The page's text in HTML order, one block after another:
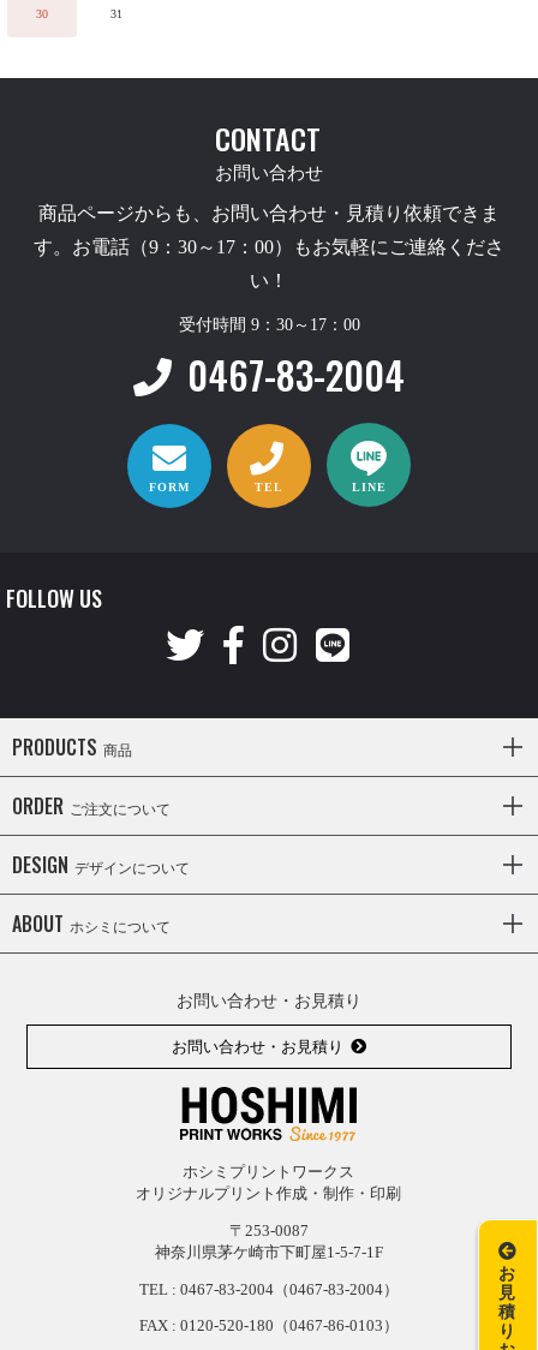
お
見
積
り
30 31
CONTACT
お問い合わせ
商品ページからも、お問い合わせ・見積り依頼できま
す。お電話（9：30～17：00）もお気軽にご連絡くださ
い！
受付時間 9：30～17：00
0467-83-2004
FORM TEL LINE
FOLLOW US
PRODUCTS 商品
ORDER ご注文について
DESIGN デザインについて
ABOUT ホシミについて
お問い合わせ・お見積り
お問い合わせ・お見積り
ホシミプリントワークス
オリジナルプリント作成・制作・印刷
〒253-0087
神奈川県茅ケ崎市下町屋1-5-7-1F
TEL : 0467-83-2004（0467-83-2004）
FAX : 0120-520-180（0467-86-0103）